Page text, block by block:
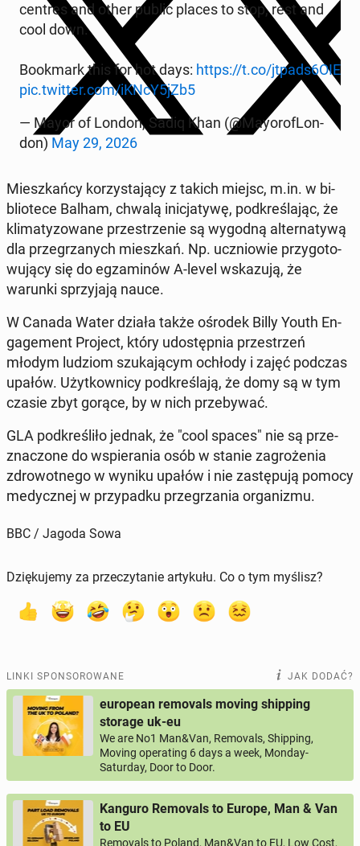
centres and other public places to stop, rest and
cool down.
Bo­ok­mark this for hot days: https://t.co/jtpads6OIE
pic.twitter.com/iKNcY5jZb5
— Mayor of London, Sadiq Khan (@May­oro­fLon­
don) May 29, 2026
Miesz­kań­cy ko­rzy­sta­ją­cy z takich miejsc, m.in. w bi­
blio­te­ce Balham, chwalą ini­cja­ty­wę, pod­kre­śla­jąc, że
kli­ma­ty­zo­wa­ne prze­strze­nie są wygodną al­ter­na­ty­wą
dla prze­grza­nych miesz­kań. Np. ucznio­wie przy­go­to­
wu­ją­cy się do eg­za­mi­nów A-level wska­zu­ją, że
warunki sprzy­ja­ją nauce.
W Canada Water działa także ośrodek Billy Youth En­
ga­ge­ment Project, który udo­stęp­nia prze­strzeń
młodym ludziom szu­ka­ją­cym ochłody i zajęć podczas
upałów. Użyt­kow­ni­cy pod­kre­śla­ją, że domy są w tym
czasie zbyt gorące, by w nich prze­by­wać.
GLA pod­kre­śli­ło jednak, że "cool spaces" nie są prze­
zna­czo­ne do wspie­ra­nia osób w stanie za­gro­że­nia
zdro­wot­ne­go w wyniku upałów i nie za­stę­pu­ją pomocy
me­dycz­nej w przy­pad­ku prze­grza­nia or­ga­ni­zmu.
BBC / Jagoda Sowa
Dziękujemy za przeczytanie artykułu. Co o tym myślisz?
LINKI SPONSOROWANE JAK DODAĆ?
european removals moving shipping
storage uk-eu
We are No1 Man&Van, Removals, Shipping,
Moving operating 6 days a week, Monday-
Saturday, Door to Door.
Kanguro Removals to Europe, Man & Van
to EU
Removals to Poland, Man&Van to EU, Low Cost,